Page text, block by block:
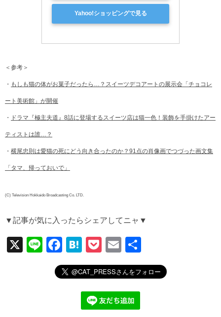
Yahoo!ショッピングで見る
＜参考＞
・ もしも猫の体がお菓子だったら…？スイーツデコアートの展示会「チョコレ
ート美術館」が開催
・ ドラマ『極主夫道』8話に登場するスイーツ店は猫一色！装飾を手掛けたアー
ティストは誰…？
・ 横尾忠則は愛猫の死にどう向き合ったのか？91点の肖像画でつづった画文集
「タマ、帰っておいで」
(C) Television Hokkaido Broadcasting Co. LTD.
▼記事が気に入ったらシェアしてニャ▼
X
Li
F
a
c
H
at
e
n
a
P
o
ck
et
E
m
ail
有